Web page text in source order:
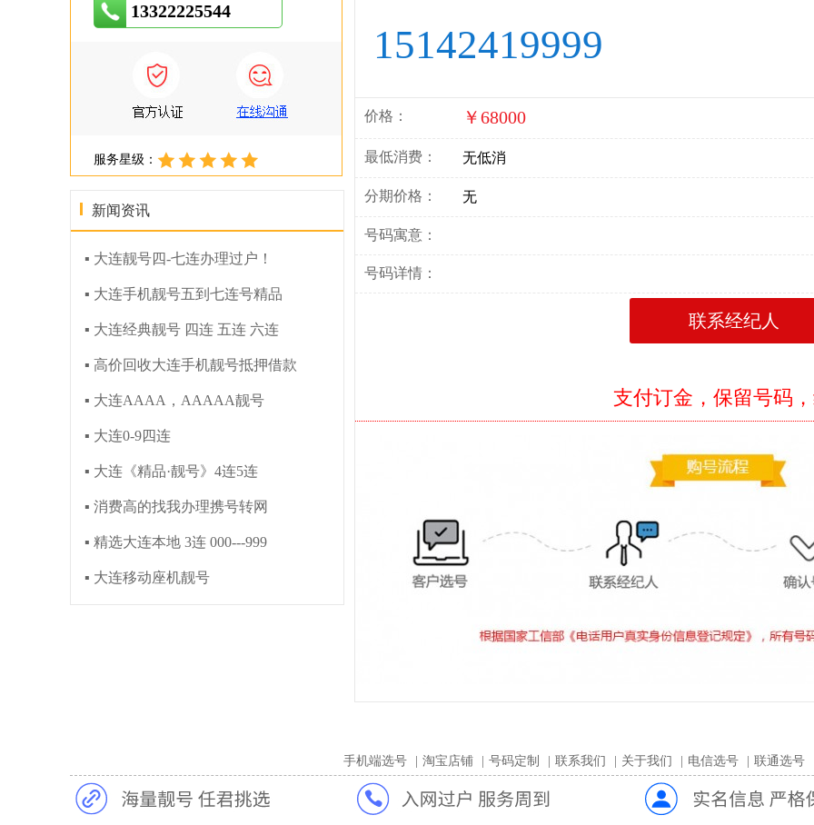
15142419999
价格： ￥68000
最低消费： 无低消
分期价格： 无
号码寓意：
号码详情：
联系经纪人
支付订金，保留号码
13322225544
服务星级：
新闻资讯
▪ 大连靓号四-七连办理过户！
▪ 大连手机靓号五到七连号精品
▪ 大连经典靓号 四连 五连 六连
▪ 高价回收大连手机靓号抵押借款
▪ 大连AAAA，AAAAA靓号
▪ 大连0-9四连
▪ 大连《精品·靓号》4连5连
▪ 消费高的找我办理携号转网
▪ 精选大连本地 3连 000---999
▪ 大连移动座机靓号
手机端选号 淘宝店铺 号码定制 联系我们 关于我们 电信选号 联通选号